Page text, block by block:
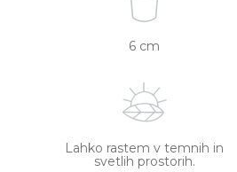
6 cm
Lahko rastem v temnih in
svetlih prostorih.